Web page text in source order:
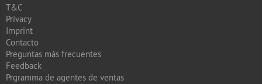
T&C
Privacy
Imprint
Contacto
Preguntas más frecuentes
Feedback
Prgramma de agentes de ventas